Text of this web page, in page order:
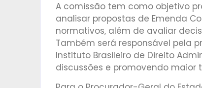
A comissão tem como objetivo
analisar propostas de Emenda
normativos, além de avaliar
Também será responsável pela
Instituto Brasileiro de Direito
discussões e promovendo maior